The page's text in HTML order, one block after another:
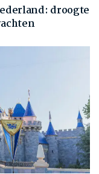
droogte